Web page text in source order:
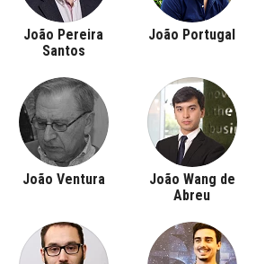
João Pereira
Santos
João Portugal
João Ventura
João Wang de
Abreu